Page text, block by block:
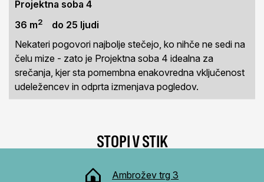
Projektna soba 4
36 m2
do 25 ljudi
Nekateri pogovori najbolje stečejo, ko nihče ne sedi na
čelu mize - zato je Projektna soba 4 idealna za
srečanja, kjer sta pomembna enakovredna vključenost
udeležencev in odprta izmenjava pogledov.
STOPI V STIK
Ambrožev trg 3